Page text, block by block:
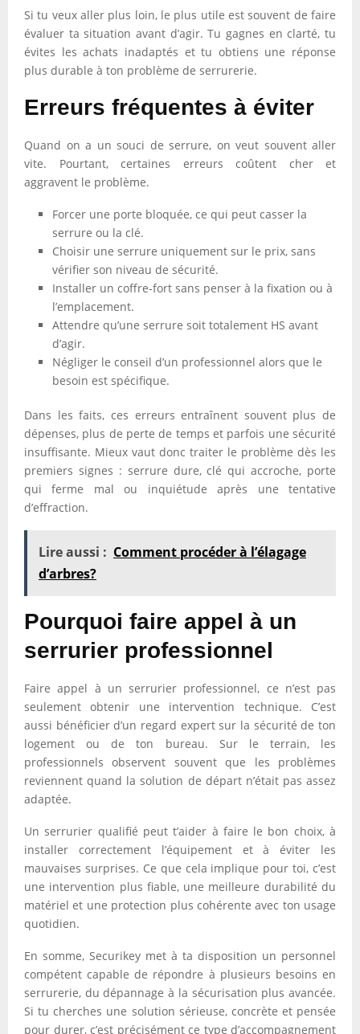
Si tu veux aller plus loin, le plus utile est souvent de faire
évaluer ta situation avant d’agir. Tu gagnes en clarté, tu
évites les achats inadaptés et tu obtiens une réponse
plus durable à ton problème de serrurerie.
Erreurs fréquentes à éviter
Quand on a un souci de serrure, on veut souvent aller
vite. Pourtant, certaines erreurs coûtent cher et
aggravent le problème.
Forcer une porte bloquée, ce qui peut casser la
serrure ou la clé.
Choisir une serrure uniquement sur le prix, sans
vérifier son niveau de sécurité.
Installer un coffre-fort sans penser à la fixation ou à
l’emplacement.
Attendre qu’une serrure soit totalement HS avant
d’agir.
Négliger le conseil d’un professionnel alors que le
besoin est spécifique.
Dans les faits, ces erreurs entraînent souvent plus de
dépenses, plus de perte de temps et parfois une sécurité
insuffisante. Mieux vaut donc traiter le problème dès les
premiers signes : serrure dure, clé qui accroche, porte
qui ferme mal ou inquiétude après une tentative
d’effraction.
Lire aussi : Comment procéder à l’élagage
d’arbres?
Pourquoi faire appel à un
serrurier professionnel
Faire appel à un serrurier professionnel, ce n’est pas
seulement obtenir une intervention technique. C’est
aussi bénéficier d’un regard expert sur la sécurité de ton
logement ou de ton bureau. Sur le terrain, les
professionnels observent souvent que les problèmes
reviennent quand la solution de départ n’était pas assez
adaptée.
Un serrurier qualifié peut t’aider à faire le bon choix, à
installer correctement l’équipement et à éviter les
mauvaises surprises. Ce que cela implique pour toi, c’est
une intervention plus fiable, une meilleure durabilité du
matériel et une protection plus cohérente avec ton usage
quotidien.
En somme, Securikey met à ta disposition un personnel
compétent capable de répondre à plusieurs besoins en
serrurerie, du dépannage à la sécurisation plus avancée.
Si tu cherches une solution sérieuse, concrète et pensée
pour durer, c’est précisément ce type d’accompagnement